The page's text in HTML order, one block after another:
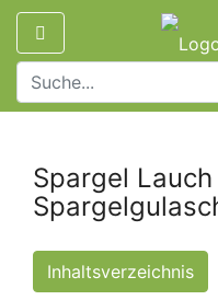
Spargel
Inhaltsverzeichnis